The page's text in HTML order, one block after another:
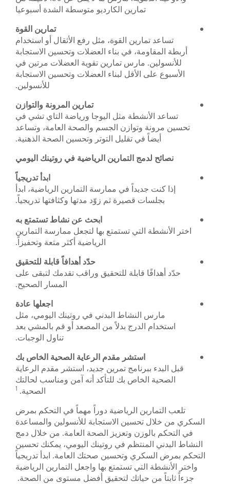
تمارين الكارديو متوسطة الشدة أسبوعيا
تمارين القوة
تساعد تمارين القوة، مثل رفع الأثقال أو استخدام
أربطة المقاومة، في بناء العضلات وتحسين الاستجابة
للأنسولين. مارس تمارين تقوية العضلات مرتين في
الأسبوع على الأقل لبناء العضلات وتحسين الاستجابة
للأنسولين.
تمارين المرونة والتوازن
تساعد الأنشطة مثل اليوجا ورياضة التاي تشي في
تحسين مرونة وتوازن الجسم والصحة العامة، وتساعد
أيضاً في تقليل التوتر وتحسين الصحة الذهنية.
نصائح لدمج التمارين الرياضية في روتينك اليومي
ابدأ تدريجياً
إذا كنت جديداً في ممارسة التمارين الرياضية، ابدأ
بجلسات قصيرة ثم زوّد مدتها وكثافتها تدريجياً.
ابحث عن نشاط تستمتع به
اختر الأنشطة التي تستمتع بها لتجعل ممارسة التمارين
الرياضية أكثر متعة وتحفيزاً.
حدّد أهدافاً قابلة للتحقيق
حدّد أهدافًا قابلة للتحقيق وراقب تقدمك لتبقى على
المسار الصحيح.
اجعلها عادة
مارس النشاط البدني في روتينك اليومي، مثل
استخدام الدرج بدلاً من المصعد أو قم بالمشي بعد
تناول الوجبات.
استشر مقدم الرعاية الصحية الخاص بك
قبل البدء ببرنامج تمرين جديد، استشر مقدم الرعاية
الصحية الخاص بك للتأكد أنه آمن ومناسب لحالتك
الصحية. 1
تلعب التمارين الرياضية دوراً مهماً في التحكم بمرض
السكري من خلال تحسين الاستجابة للأنسولين والمساعدة
في التحكم بالوزن وتعزيز الصحة العامة. من خلال دمج
النشاط البدني المنتظم في روتينك اليومي، يمكنك تحسين
التحكم بمرض السكري وتحسين صحتك العامة. ابدأ تدريجياً
واختر الأنشطة التي تستمتع بها واجعل التمارين الرياضية
جزءاً ثابتاً من حياتك لتحقيق أفضل مستوى من الصحة.